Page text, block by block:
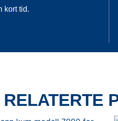
kort tid.
RELATERTE